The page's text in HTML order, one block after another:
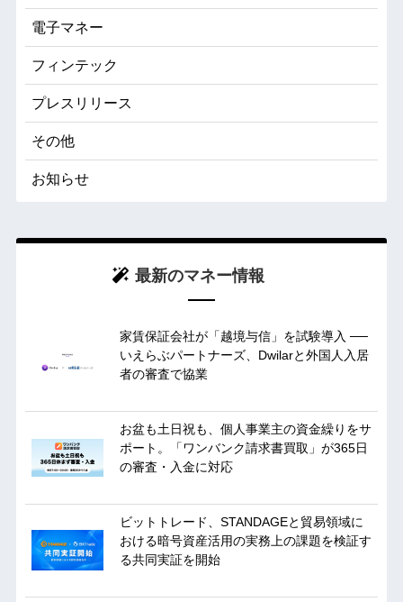
電子マネー
フィンテック
プレスリリース
その他
お知らせ
最新のマネー情報
家賃保証会社が「越境与信」を試験導入 ──
いえらぶパートナーズ、Dwilarと外国人入居
者の審査で協業
お盆も土日祝も、個人事業主の資金繰りをサ
ポート。「ワンバンク請求書買取」が365日
の審査・入金に対応
ビットトレード、STANDAGEと貿易領域に
おける暗号資産活用の実務上の課題を検証す
る共同実証を開始